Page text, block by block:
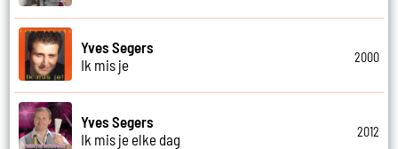
Yves Segers
Ik mis je
2000
Yves Segers
Ik mis je elke dag
2012